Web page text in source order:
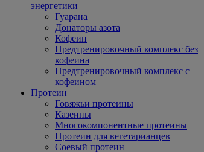
энергетики
Гуарана
Донаторы азота
Кофеин
Предтренировочный комплекс без
кофеина
Предтренировочный комплекс с
кофеином
Протеин
Говяжьи протеины
Казеины
Многокомпонентные протеины
Протеин для вегетарианцев
Соевый протеин